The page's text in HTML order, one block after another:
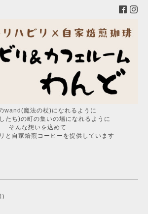
wand(魔法の杖)になれるように
たち)の町の集いの場になれるように
そんな想いを込めて
と自家焙煎コーヒーを提供しています
)